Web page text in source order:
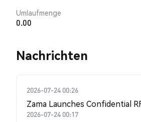
Umlaufmenge
0.00
Nachrichten
2026-07-24 00:26
Zama Launches Confidential
2026-07-24 00:17